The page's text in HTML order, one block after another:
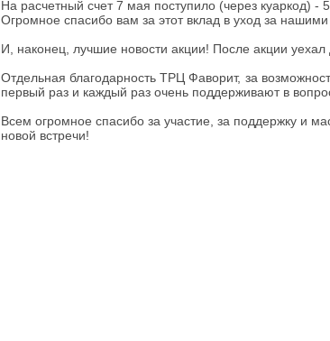
На расчетный счет 7 мая поступило (через куаркод) -
Огромное спасибо вам за этот вклад в уход за
И, наконец, лучшие новости акции! После акции уехал
Отдельная благодарность ТРЦ Фаворит, за
первый раз и каждый раз очень поддерживают в
Всем огромное спасибо за участие, за поддержку и
новой встречи!